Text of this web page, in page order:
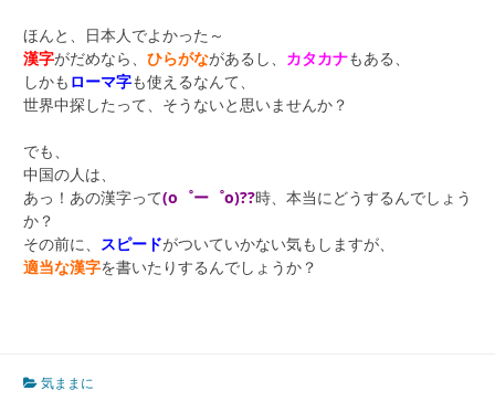
ほんと、日本人でよかった～
漢字がだめなら、 ひらがながあるし、 カタカナもある、
しかも ローマ字も使えるなんて、
世界中探したって、そうないと思いませんか？
でも、
中国の人は、
あっ！あの漢字って(o゜ー゜o)??時、本当にどうするんでしょう
か？
その前に、
スピードがついていかない気もしますが、
適当な漢字を書いたりするんでしょうか？
気ままに